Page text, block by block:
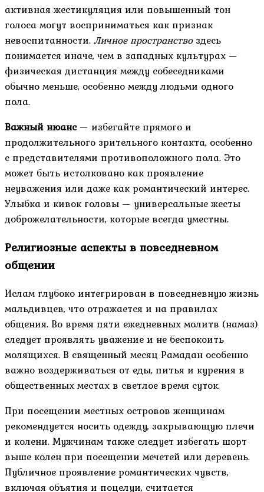
активная жестикуляция или повышенный тон
голоса могут восприниматься как признак
невоспитанности.Личное пространствоздесь
понимается иначе, чем в западных культурах —
физическая дистанция между собеседниками
обычно меньше, особенно между людьми одного
пола.
Важный нюанс— избегайте прямого и
продолжительного зрительного контакта, особенно
с представителями противоположного пола. Это
может быть истолковано как проявление
неуважения или даже как романтический интерес.
Улыбка и кивок головы — универсальные жесты
доброжелательности, которые всегда уместны.
Религиозные аспекты в повседневном
общении
Ислам глубоко интегрирован в повседневную жизнь
мальдивцев, что отражается и на правилах
общения. Во время пяти ежедневных молитв (намаз)
следует проявлять уважение и не беспокоить
молящихся. В священный месяц Рамадан особенно
важно воздерживаться от еды, питья и курения в
общественных местах в светлое время суток.
При посещении местных островов женщинам
рекомендуется носить одежду, закрывающую плечи
и колени. Мужчинам также следует избегать шорт
выше колен при посещении мечетей или деревень.
Публичное проявление романтических чувств,
включая объятия и поцелуи, считается